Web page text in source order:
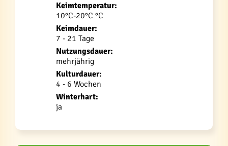
Keimtemperatur:
10°C-20°C °C
Keimdauer:
7 - 21 Tage
Nutzungsdauer:
mehrjährig
Kulturdauer:
4 - 6 Wochen
Winterhart:
ja